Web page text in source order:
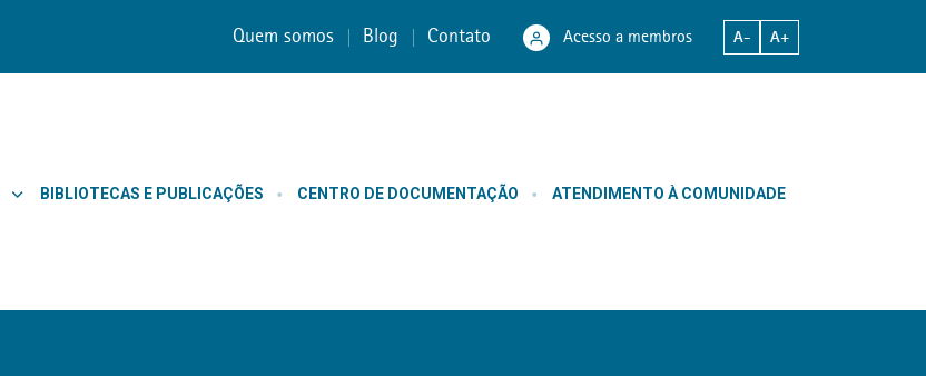
Quem somos Blog Contato Acesso a membros A- A+
BIBLIOTECAS E PUBLICAÇÕES CENTRO DE DOCUMENTAÇÃO ATENDIMENTO À COMUNIDADE